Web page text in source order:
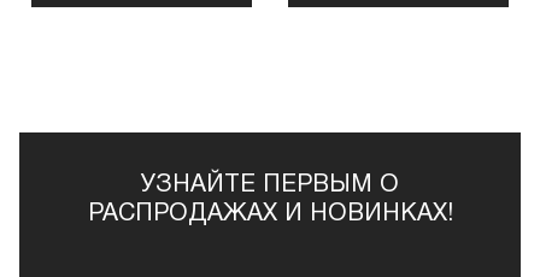
УЗНАЙТЕ ПЕРВЫМ О
РАСПРОДАЖАХ И НОВИНКАХ!